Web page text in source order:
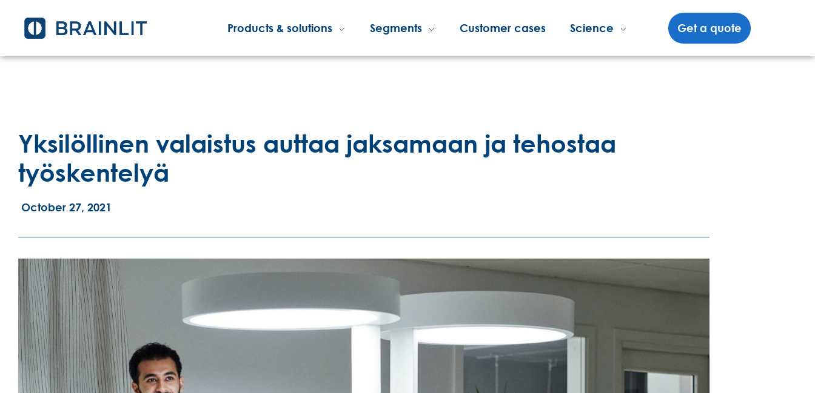
Products & solutions Segments Customer cases Science Get a quote
Yksilöllinen valaistus auttaa jaksamaan ja tehostaa
työskentelyä
October 27, 2021